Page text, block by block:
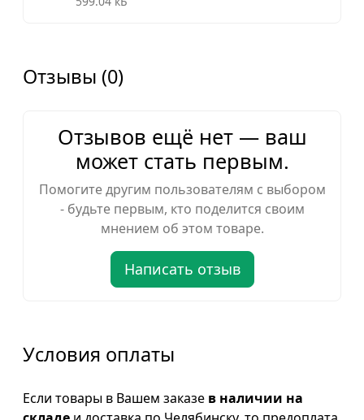
Отзывы (0)
Отзывов ещё нет — ваш
может стать первым.
Помогите другим пользователям с выбором
- будьте первым, кто поделится своим
мнением об этом товаре.
Написать отзыв
Условия оплаты
Если товары в Вашем заказе в наличии на